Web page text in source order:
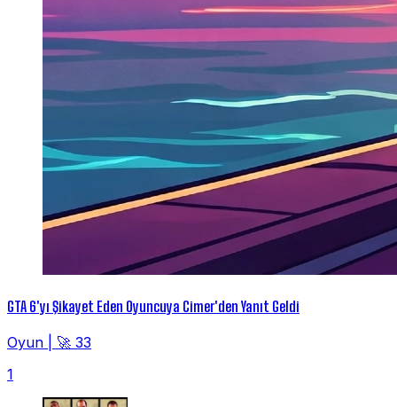
GTA 6'yı Şikayet Eden Oyuncuya Cimer'den Yanıt Geldi
Oyun
🚀 33
1